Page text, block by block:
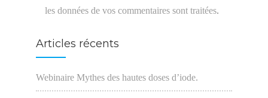
les données de vos commentaires sont traitées.
Articles récents
Webinaire Mythes des hautes doses d’iode.